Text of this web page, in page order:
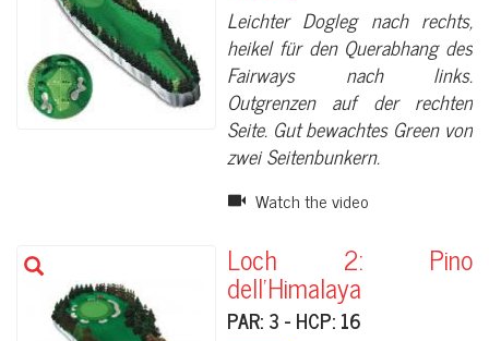
Leichter Dogleg nach rechts,
heikel für den Querabhang des
Fairways nach links.
Outgrenzen auf der rechten
Seite. Gut bewachtes Green von
zwei Seitenbunkern.
Watch the video
Loch 2: Pino
dell'Himalaya
PAR: 3 - HCP: 16